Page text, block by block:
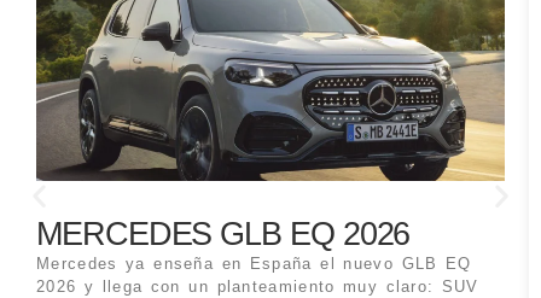
MERCEDES GLB EQ 2026
Mercedes ya enseña en España el nuevo GLB EQ
2026 y llega con un planteamiento muy claro: SUV